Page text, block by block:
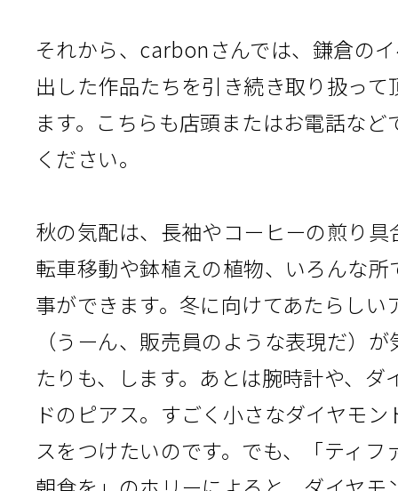
それから、carbonさんでは、鎌倉の
出した作品たちを引き続き取り扱って
ます。こちらも店頭またはお電話など
ください。
秋の気配は、長袖やコーヒーの煎り具
転車移動や鉢植えの植物、いろんな所
事ができます。冬に向けてあたらしい
（うーん、販売員のような表現だ）
たりも、します。あとは腕時計や、ダ
ドのピアス。すごく小さなダイヤモン
スをつけたいのです。でも、「ティフ